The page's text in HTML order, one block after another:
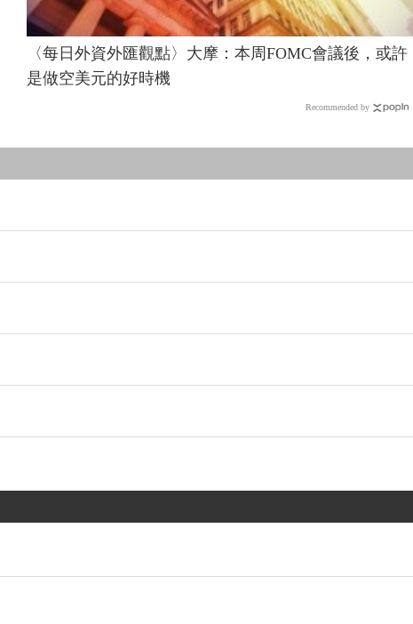
〈每日外資外匯觀點〉大摩：本周FOMC會議後，或許
是做空美元的好時機
Recommended by